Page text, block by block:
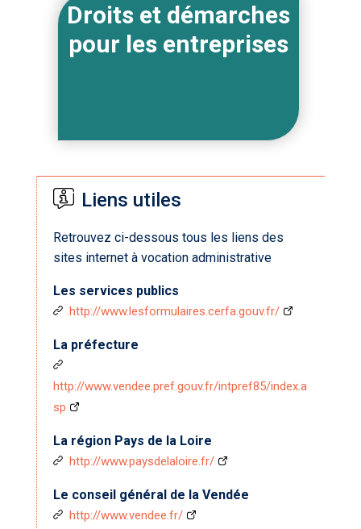
Droits et démarches
pour les entreprises
Liens utiles
Retrouvez ci-dessous tous les liens des
sites internet à vocation administrative
Les services publics
http://www.lesformulaires.cerfa.gouv.fr/
La préfecture
http://www.vendee.pref.gouv.fr/intpref85/index.a
sp
La région Pays de la Loire
http://www.paysdelaloire.fr/
Le conseil général de la Vendée
http://www.vendee.fr/